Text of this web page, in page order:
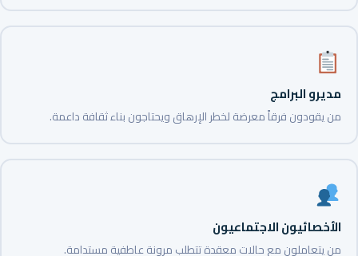
مديرو البرامج
من يقودون فرقاً معرضة لخطر الإرهاق ويحتاجون بناء ثقافة داعمة.
الأخصائيون الاجتماعيون
من يتعاملون مع حالات معقدة تتطلب مرونة عاطفية مستدامة.